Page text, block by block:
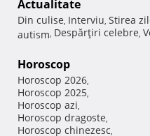
Actualitate
Din culise, Interviu, Stirea
autism, Despărţiri celebre,
Horoscop
Horoscop 2026,
Horoscop 2025,
Horoscop azi,
Horoscop dragoste,
Horoscop chinezesc,